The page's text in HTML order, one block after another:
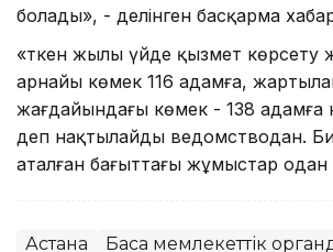
болады», - делінген басқарма
«Өткен жылы үйде қызмет көрсету
арнайы көмек 116 адамға,
жағдайындағы көмек - 138 адамға
деп нақтылайды ведомстводан.
аталған бағыттағы жұмыстар одан
Астана Басқа мемлекеттік